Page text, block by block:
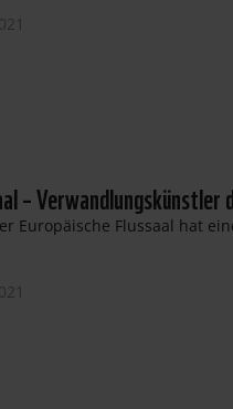
– Verwandlungskünstler
Europäische Flussaal hat